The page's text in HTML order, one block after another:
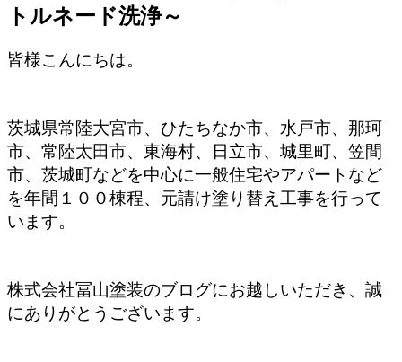
トルネード洗浄～
皆様こんにちは。
茨城県常陸大宮市、ひたちなか市、水戸市、那珂
市、常陸太田市、東海村、日立市、城里町、笠間
市、茨城町などを中心に一般住宅やアパートなど
を年間１００棟程、元請け塗り替え工事を行って
います。
株式会社冨山塗装のブログにお越しいただき、誠
にありがとうございます。